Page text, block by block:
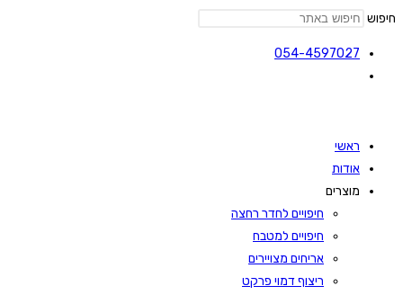
חיפוש
054-4597027
ראשי
אודות
מוצרים
חיפויים לחדר רחצה
חיפויים למטבח
אריחים מצויירים
ריצוף דמוי פרקט